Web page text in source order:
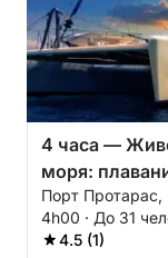
4 часа —
моря:
Протараса
Порт
4h00 · До 31
4.5 (1)